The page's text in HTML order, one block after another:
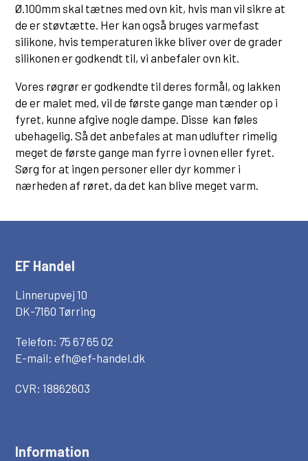
Ø.100mm skal tætnes med ovn kit, hvis man vil sikre at
de er støvtætte. Her kan også bruges varmefast
silikone, hvis temperaturen ikke bliver over de grader
silikonen er godkendt til, vi anbefaler ovn kit.
Vores røgrør er godkendte til deres formål, og lakken
de er malet med, vil de første gange man tænder op i
fyret, kunne afgive nogle dampe. Disse kan føles
ubehagelig. Så det anbefales at man udlufter rimelig
meget de første gange man fyrre i ovnen eller fyret.
Sørg for at ingen personer eller dyr kommer i
nærheden af røret, da det kan blive meget varm.
EF Handel
Linnerupvej 10
DK-7160 Tørring
Telefon: 75 67 65 02
E-mail:efh@ef-handel.dk
CVR: 18862603
Information